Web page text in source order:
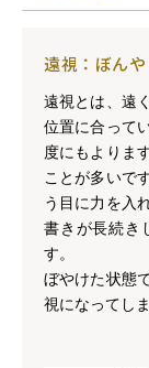
遠視：ぼん
遠視とは、遠
位置に合って
度にもよりま
ことが多いで
う目に力を入
書きが長続き
す。
ぼやけた状態
視になってし